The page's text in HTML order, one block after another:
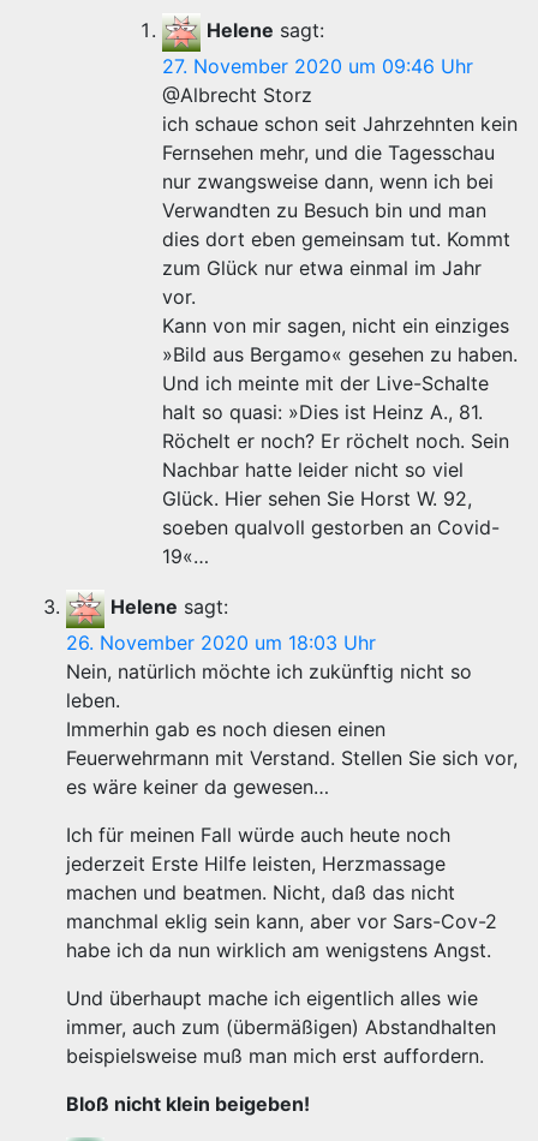
Helene sagt:
27. November 2020 um 09:46 Uhr
@Albrecht Storz
ich schaue schon seit Jahrzehnten kein
Fernsehen mehr, und die Tagesschau
nur zwangsweise dann, wenn ich bei
Verwandten zu Besuch bin und man
dies dort eben gemeinsam tut. Kommt
zum Glück nur etwa einmal im Jahr
vor.
Kann von mir sagen, nicht ein einziges
»Bild aus Bergamo« gesehen zu haben.
Und ich meinte mit der Live-Schalte
halt so quasi: »Dies ist Heinz A., 81.
Röchelt er noch? Er röchelt noch. Sein
Nachbar hatte leider nicht so viel
Glück. Hier sehen Sie Horst W. 92,
soeben qualvoll gestorben an Covid-
19«…
Helene sagt:
26. November 2020 um 18:03 Uhr
Nein, natürlich möchte ich zukünftig nicht so
leben.
Immerhin gab es noch diesen einen
Feuerwehrmann mit Verstand. Stellen Sie sich vor,
es wäre keiner da gewesen…
Ich für meinen Fall würde auch heute noch
jederzeit Erste Hilfe leisten, Herzmassage
machen und beatmen. Nicht, daß das nicht
manchmal eklig sein kann, aber vor Sars-Cov-2
habe ich da nun wirklich am wenigstens Angst.
Und überhaupt mache ich eigentlich alles wie
immer, auch zum (übermäßigen) Abstandhalten
beispielsweise muß man mich erst auffordern.
Bloß nicht klein beigeben!